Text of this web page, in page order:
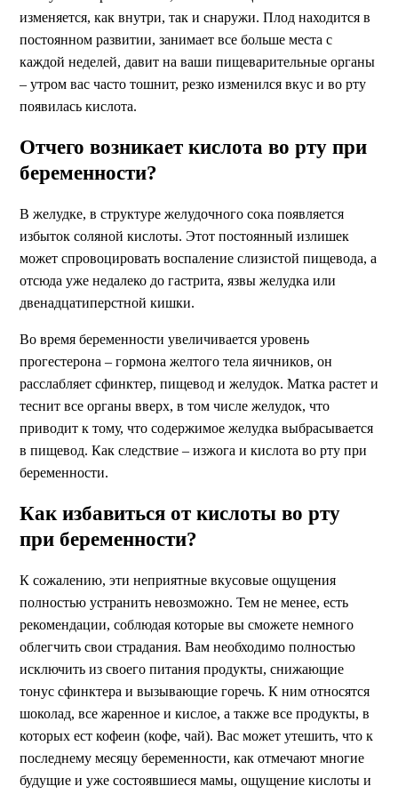
изменяется, как внутри, так и снаружи. Плод находится в
постоянном развитии, занимает все больше места с
каждой неделей, давит на ваши пищеварительные органы
– утром вас часто тошнит, резко изменился вкус и во рту
появилась кислота.
Отчего возникает кислота во рту при
беременности?
В желудке, в структуре желудочного сока появляется
избыток соляной кислоты. Этот постоянный излишек
может спровоцировать воспаление слизистой пищевода, а
отсюда уже недалеко до гастрита, язвы желудка или
двенадцатиперстной кишки.
Во время беременности увеличивается уровень
прогестерона – гормона желтого тела яичников, он
расслабляет сфинктер, пищевод и желудок. Матка растет и
теснит все органы вверх, в том числе желудок, что
приводит к тому, что содержимое желудка выбрасывается
в пищевод. Как следствие – изжога и кислота во рту при
беременности.
Как избавиться от кислоты во рту
при беременности?
К сожалению, эти неприятные вкусовые ощущения
полностью устранить невозможно. Тем не менее, есть
рекомендации, соблюдая которые вы сможете немного
облегчить свои страдания. Вам необходимо полностью
исключить из своего питания продукты, снижающие
тонус сфинктера и вызывающие горечь. К ним относятся
шоколад, все жаренное и кислое, а также все продукты, в
которых ест кофеин (кофе, чай). Вас может утешить, что к
последнему месяцу беременности, как отмечают многие
будущие и уже состоявшиеся мамы, ощущение кислоты и